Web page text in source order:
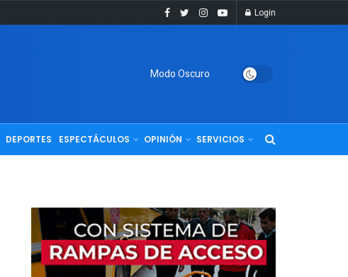
Login
Modo Oscuro
DEPORTES ESPECTÁCULOS OPINIÓN SERVICIOS